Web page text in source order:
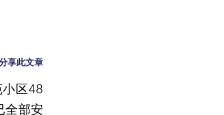
处
享此文章
区48
全部安